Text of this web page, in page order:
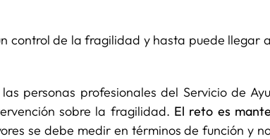
control de la fragilidad y hasta puede llegar
personas profesionales del Servicio de
sobre la fragilidad. El reto es
se debe medir en términos de función y